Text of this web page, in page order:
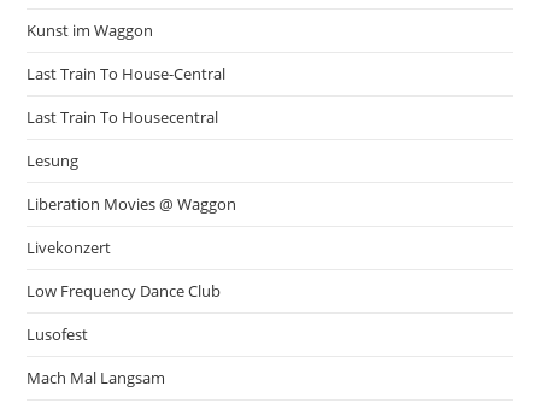
Kunst im Waggon
Last Train To House-Central
Last Train To Housecentral
Lesung
Liberation Movies @ Waggon
Livekonzert
Low Frequency Dance Club
Lusofest
Mach Mal Langsam